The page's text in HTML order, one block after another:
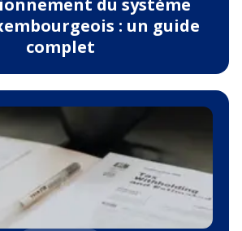
: un guide
complet